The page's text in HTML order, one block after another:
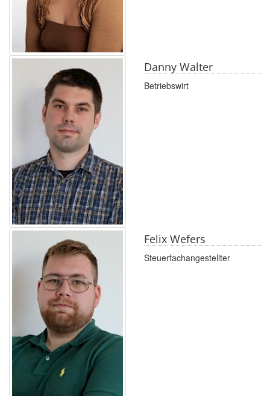
Danny Walter
Betriebswirt
Felix Wefers
Steuerfachangestellter